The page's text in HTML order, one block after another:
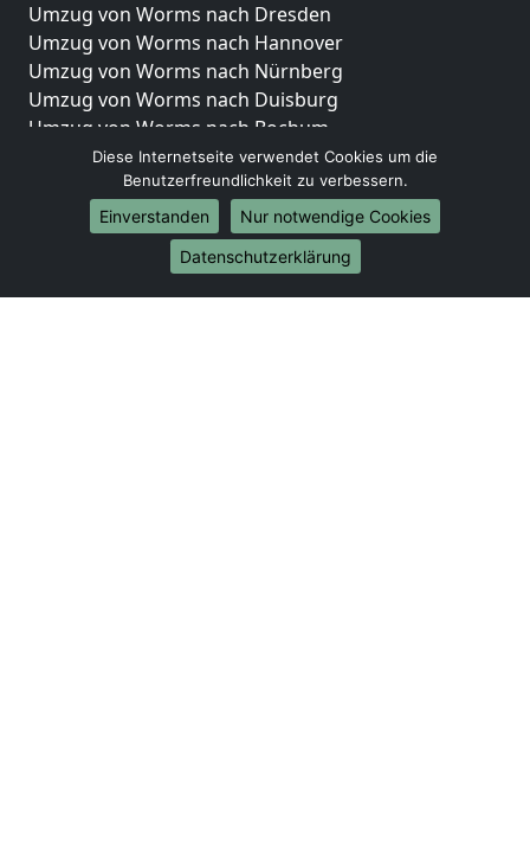
Umzug von Worms nach Dresden
Umzug von Worms nach Hannover
Umzug von Worms nach Nürnberg
Umzug von Worms nach Duisburg
Umzug von Worms nach Bochum
Umzug von Worms nach Wuppertal
Umzug von Worms nach Bielefeld
Umzug von Worms nach Bonn
Umzug von Worms nach Münster
Diese Internetseite verwendet Cookies um die
Benutzerfreundlichkeit zu verbessern.
Einverstanden
Nur notwendige Cookies
Datenschutzerklärung